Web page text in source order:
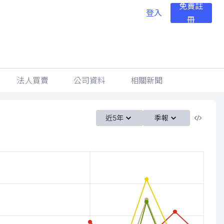
登入
免費註
冊
法人買賣 公司資料 相關新聞
近5年 季報